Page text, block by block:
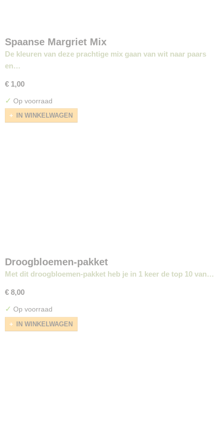
Spaanse Margriet Mix
De kleuren van deze prachtige mix gaan van wit naar paars
en…
€ 1,00
✓ Op voorraad
IN WINKELWAGEN
Droogbloemen-pakket
Met dit droogbloemen-pakket heb je in 1 keer de top 10 van…
€ 8,00
✓ Op voorraad
IN WINKELWAGEN